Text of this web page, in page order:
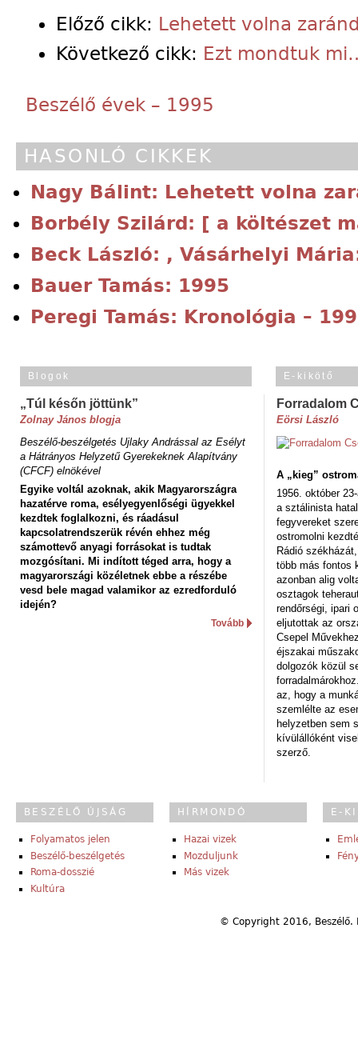
Előző cikk: Lehetett volna
Következő cikk: Ezt mondtuk
Beszélő évek – 1995
HASONLÓ CIKKEK
Nagy Bálint: Lehetett volna
Borbély Szilárd: [ a költészet
Beck László: , Vásárhelyi
Bauer Tamás: 1995
Peregi Tamás: Kronológia –
Blogok
„Túl későn jöttünk”
Zolnay János blogja
Beszélő-beszélgetés Ujlaky Andrással az Esélyt
a Hátrányos Helyzetű Gyerekeknek Alapítvány
(CFCF) elnökével
Egyike voltál azoknak, akik Magyarországra
hazatérve roma, esélyegyenlőségi ügyekkel
kezdtek foglalkozni, és ráadásul
kapcsolatrendszerük révén ehhez még
számottevő anyagi forrásokat is tudtak
mozgósítani. Mi indított téged arra, hogy a
magyarországi közéletnek ebbe a részébe
vesd bele magad valamikor az ezredforduló
idején?
Tovább
E-kikötő
Forradalom
Eörsi László
A „kieg”
1956. október
a sztálinista
fegyvereket
ostromolni
Rádió
több más fontos
azonban alig
osztagok
rendőrségi, ipari
eljutottak az
Csepel
éjszakai
dolgozók közül
az, hogy a
szemlélte az
helyzetben sem
kívülállóként
szerző.
BESZÉLŐ ÚJSÁG
Folyamatos jelen
Beszélő-beszélgetés
Roma-dosszié
Kultúra
HÍRMONDÓ
Hazai vizek
Mozduljunk
Más vizek
E-
© Copyright 2016,